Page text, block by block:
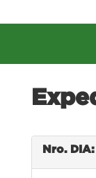
Nro. DIA: